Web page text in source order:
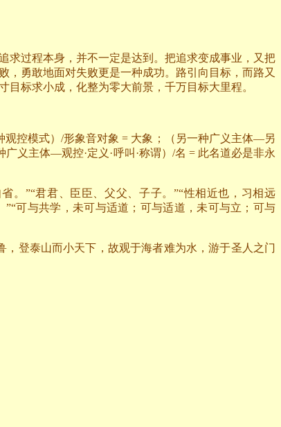
过程本身，并不一定是达到。把追求变成事业，又把
勇敢地面对失败更是一种成功。路引向目标，而路又
标求小成，化整为零大前景，千万目标大里程。
控模式） /形象音对象 = 大象；（另一种广义主体—另
义主体—观控·定义·呼叫·称谓） /名 = 此名道必是非永
。”“君君、臣臣、父父、子子。”“性相近也，习相远
可与共学，未可与适道；可与适道，未可与立；可与
登泰山而小天下，故观于海者难为水，游于圣人之门